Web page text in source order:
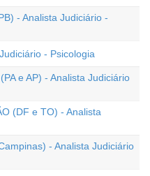
- Analista Judiciário -
- Psicologia
e AP) - Analista Judiciário
(DF e TO) - Analista
- Analista Judiciário